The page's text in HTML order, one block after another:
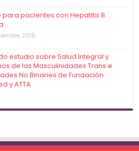
para pacientes con Hepatitis B
2025
estudio sobre Salud Integral y
de las Masculinidades Trans e
No Binaries de Fundación
y ATTA